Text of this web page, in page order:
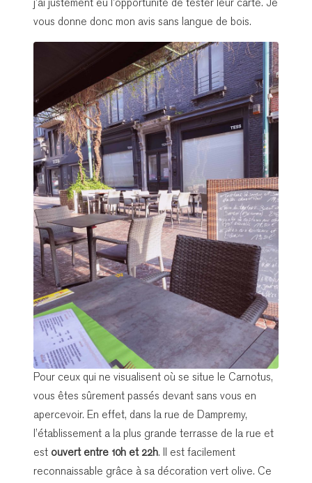
j’ai justement eu l’opportunité de tester leur carte. Je
vous donne donc mon avis sans langue de bois.
Pour ceux qui ne visualisent où se situe le Carnotus,
vous êtes sûrement passés devant sans vous en
apercevoir. En effet, dans la rue de Dampremy,
l’établissement a la plus grande terrasse de la rue et
est ouvert entre 10h et 22h. Il est facilement
reconnaissable grâce à sa décoration vert olive. Ce